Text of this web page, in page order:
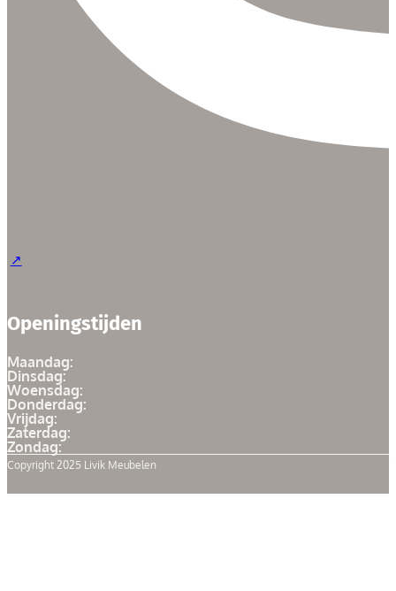
Openingstijden
Maandag:
Dinsdag:
Woensdag:
Donderdag:
Vrijdag:
Zaterdag:
Zondag:
Copyright 2025 Livik Meubelen